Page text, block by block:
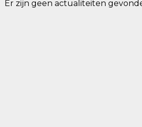
Er zijn geen actualiteiten